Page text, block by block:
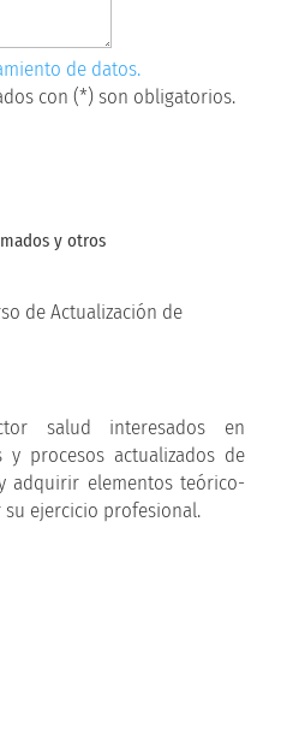
de datos.
con (*) son obligatorios.
y otros
de Actualización de
salud interesados en
y procesos actualizados de
adquirir elementos teórico-
ejercicio profesional.